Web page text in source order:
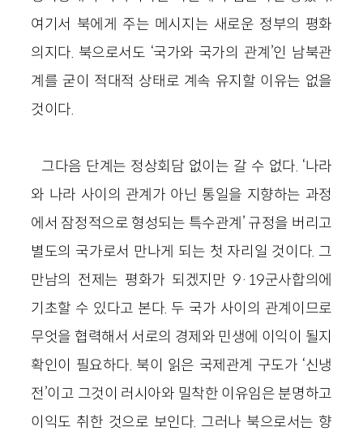
여기서 북에게 주는 메시지는 새로운 정부의 평화
의지다. 북으로서도 ‘국가와 국가의 관계’인 남북관
계를 굳이 적대적 상태로 계속 유지할 이유는 없을
것이다.
그다음 단계는 정상회담 없이는 갈 수 없다. ‘나라
와 나라 사이의 관계가 아닌 통일을 지향하는 과정
에서 잠정적으로 형성되는 특수관계’ 규정을 버리고
별도의 국가로서 만나게 되는 첫 자리일 것이다. 그
만남의 전제는 평화가 되겠지만 9·19군사합의에
기초할 수 있다고 본다. 두 국가 사이의 관계이므로
무엇을 협력해서 서로의 경제와 민생에 이익이 될지
확인이 필요하다. 북이 읽은 국제관계 구도가 ‘신냉
전’이고 그것이 러시아와 밀착한 이유임은 분명하고
이익도 취한 것으로 보인다. 그러나 북으로서는 향